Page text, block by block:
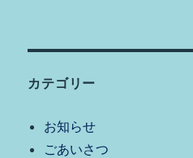
カテゴリー
お知らせ
ごあいさつ